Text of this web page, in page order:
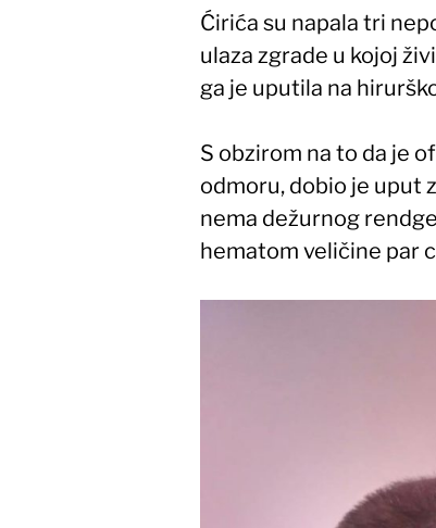
Ćirića su napala tri
ulaza zgrade u kojoj
ga je uputila na
S obzirom na to da je
odmoru, dobio je uput
nema dežurnog
hematom veličine par